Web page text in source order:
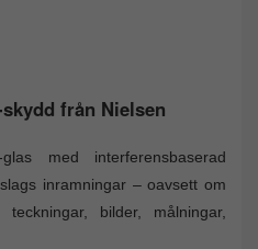
från Nielsen
med interferensbaserad
inramningar – oavsett om
bilder, målningar,